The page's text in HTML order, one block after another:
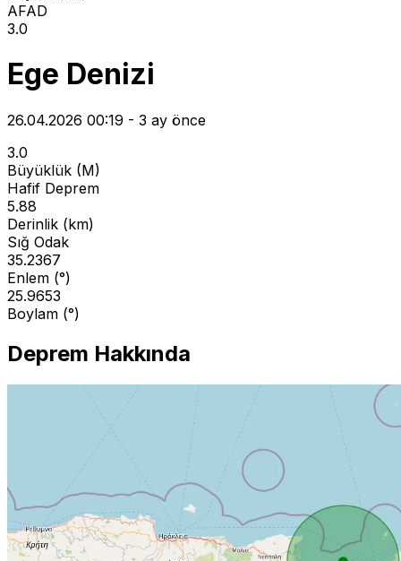
AFAD
3.0
Ege Denizi
26.04.2026 00:19 - 3 ay önce
3.0
Büyüklük (M)
Hafif Deprem
5.88
Derinlik (km)
Sığ Odak
35.2367
Enlem (°)
25.9653
Boylam (°)
Deprem Hakkında